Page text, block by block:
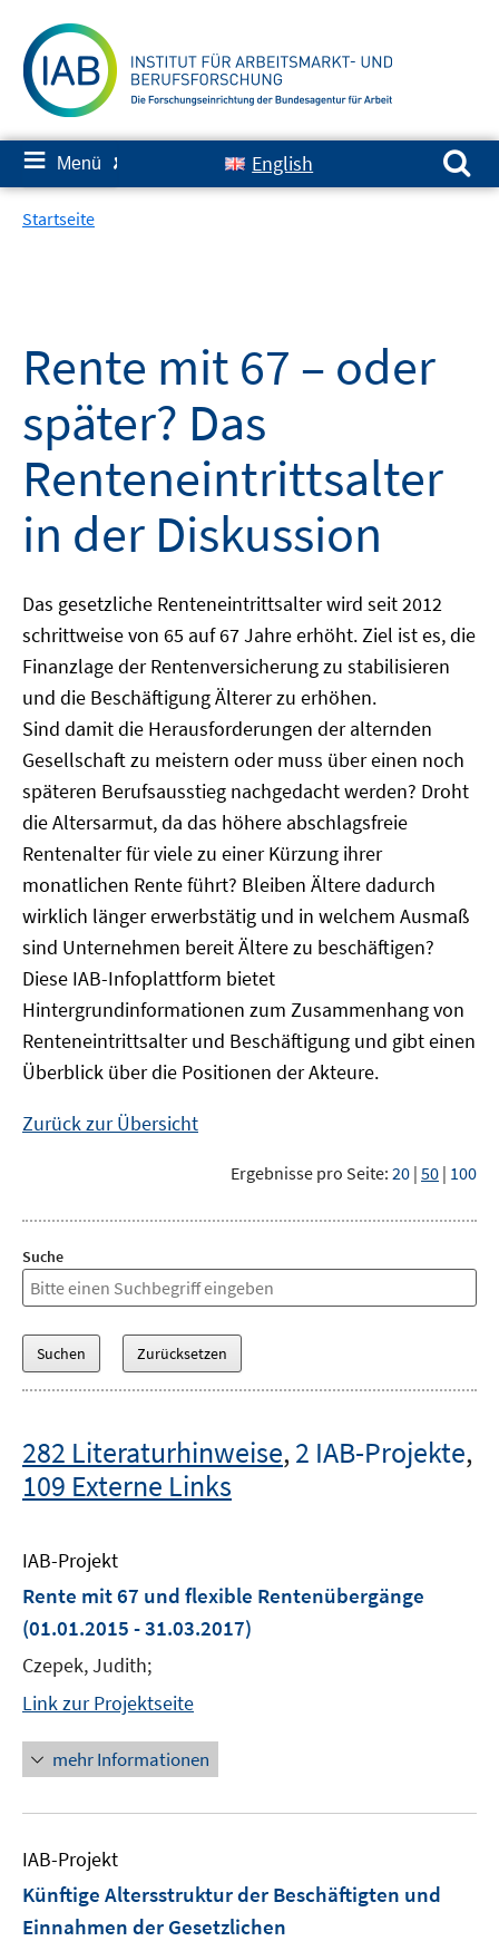
zum
Inhalt
≡ Menü ✘ English
Suchen nach:
Startseite
Rente mit 67 – oder
später? Das
Renteneintrittsalter
in der Diskussion
Das gesetzliche Renteneintrittsalter wird seit 2012
schrittweise von 65 auf 67 Jahre erhöht. Ziel ist es, die
Finanzlage der Rentenversicherung zu stabilisieren
und die Beschäftigung Älterer zu erhöhen.
Sind damit die Herausforderungen der alternden
Gesellschaft zu meistern oder muss über einen noch
späteren Berufsausstieg nachgedacht werden? Droht
die Altersarmut, da das höhere abschlagsfreie
Rentenalter für viele zu einer Kürzung ihrer
monatlichen Rente führt? Bleiben Ältere dadurch
wirklich länger erwerbstätig und in welchem Ausmaß
sind Unternehmen bereit Ältere zu beschäftigen?
Diese IAB-Infoplattform bietet
Hintergrundinformationen zum Zusammenhang von
Renteneintrittsalter und Beschäftigung und gibt einen
Überblick über die Positionen der Akteure.
Zurück zur Übersicht
Ergebnisse pro Seite: 20 | 50 | 100
Suche
282 Literaturhinweise,2 IAB-Projekte,
109 Externe Links
IAB-Projekt
Rente mit 67 und flexible Rentenübergänge
(01.01.2015 - 31.03.2017)
Czepek, Judith;
Link zur Projektseite
mehr Informationen
IAB-Projekt
Künftige Altersstruktur der Beschäftigten und
Einnahmen der Gesetzlichen